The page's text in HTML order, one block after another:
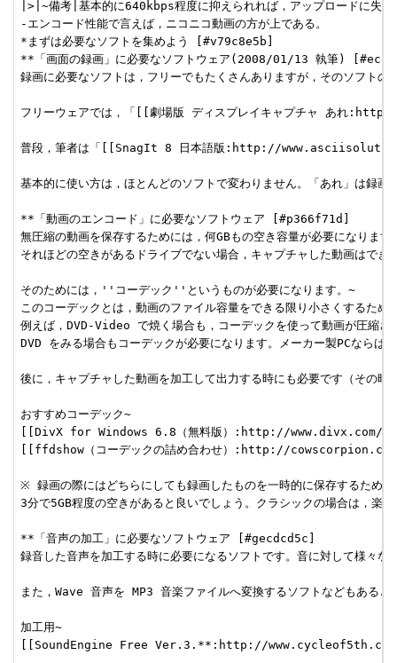
|>|~備考|基本的に640kbps程度に抑えられれば，アップロードに失
-エンコード性能で言えば，ニコニコ動画の方が上である。
*まずは必要なソフトを集めよう [#v79c8e5b]
**「画面の録画」に必要なソフトウェア(2008/01/13 執筆)
録画に必要なソフトは，フリーでもたくさんありますが，そのソフト
フリーウェアでは，「[[劇場版 ディスプレイキャプチャ あ
普段，筆者は「[[SnagIt 8 日本語版:http://
基本的に使い方は，ほとんどのソフトで変わりません。「あれ」は録
**「動画のエンコード」に必要なソフトウェア [#p366f71d]
無圧縮の動画を保存するためには，何GBもの空き容量が必要になります
それほどの空きがあるドライブでない場合，キャプチャした動画はで
そのためには，''コーデック''というものが必要になります。~
このコーデックとは，動画のファイル容量をできる限り小さくするため
例えば，DVD-Video で焼く場合も，コーデックを使って動画が圧縮さ
DVD をみる場合もコーデックが必要になります。メーカー製PCならば
後に，キャプチャした動画を加工して出力する時にも必要です（その時
おすすめコーデック~
[[DivX for Windows 6.8（無料版）:http://www.divx.com/
[[ffdshow（コーデックの詰め合わせ）:http://
※ 録画の際にはどちらにしても録画したものを一時的に保存するため
3分で5GB程度の空きがあると良いでしょう。クラシックの場合は，楽
**「音声の加工」に必要なソフトウェア [#gecdcd5c]
録音した音声を加工する時に必要になるソフトです。音に対して様々
また，Wave 音声を MP3 音楽ファイルへ変換するソフトなどもあると
加工用~
[[SoundEngine Free Ver.3.**:http://